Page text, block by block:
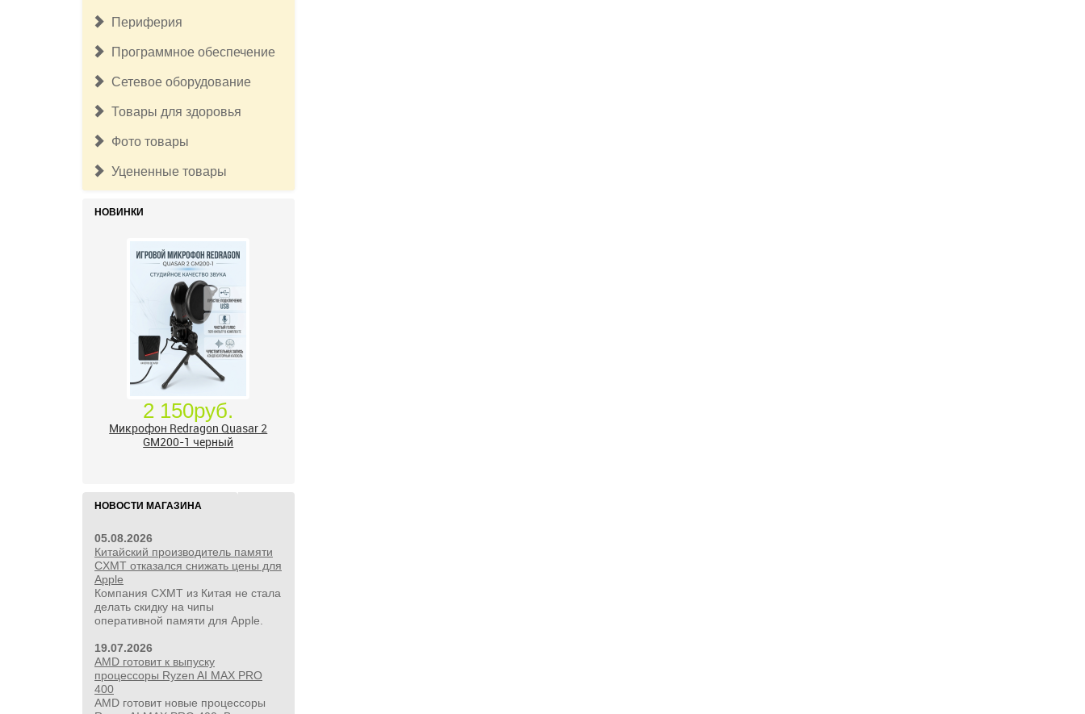
Периферия
Программное обеспечение
Сетевое оборудование
Товары для здоровья
Фото товары
Уцененные товары
НОВИНКИ
Аккумуляторная дрель-
2 150руб.
Микрофон Redragon Quasar 2
GM200-1 черный
НОВОСТИ МАГАЗИНА
05.08.2026
Китайский производитель памяти
CXMT отказался снижать цены для
Apple
Компания CXMT из Китая не стала
делать скидку на чипы
оперативной памяти для Apple.
19.07.2026
AMD готовит к выпуску
процессоры Ryzen AI MAX PRO
400
AMD готовит новые процессоры